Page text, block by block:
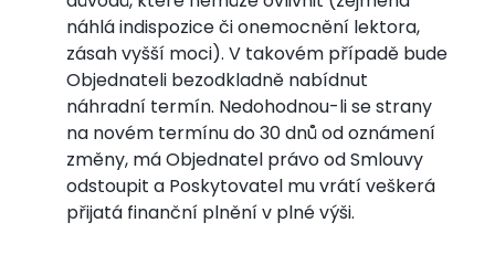
náhlá indispozice či onemocnění lektora,
zásah vyšší moci). V takovém případě bude
Objednateli bezodkladně nabídnut
náhradní termín. Nedohodnou-li se strany
na novém termínu do 30 dnů od oznámení
změny, má Objednatel právo od Smlouvy
odstoupit a Poskytovatel mu vrátí veškerá
přijatá finanční plnění v plné výši.